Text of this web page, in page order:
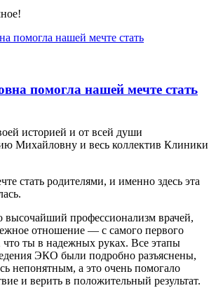
помогла нашей мечте стать
историей и от всей души
Михайловну и весь коллектив Клиники
стать родителями, и именно здесь эта
высочайший профессионализм врачей,
отношение — с самого первого
что ты в надежных руках. Все этапы
ЭКО были подробно разъяснены,
непонятным, а это очень помогало
и верить в положительный результат.